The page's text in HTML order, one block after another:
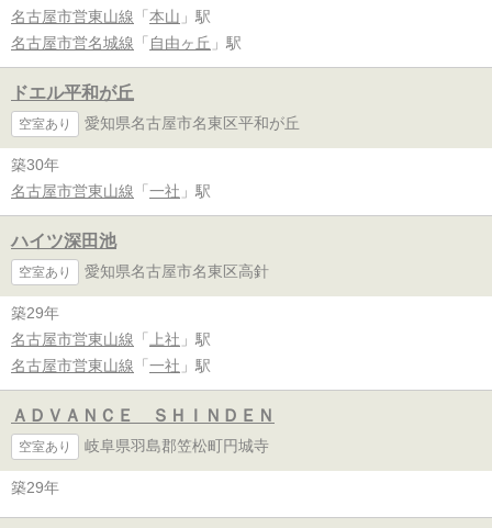
名古屋市営東山線 「 本山 」駅
名古屋市営名城線 「 自由ヶ丘 」駅
ドエル平和が丘
空室あり 愛知県名古屋市名東区平和が丘
築30年
名古屋市営東山線 「 一社 」駅
ハイツ深田池
空室あり 愛知県名古屋市名東区高針
築29年
名古屋市営東山線 「 上社 」駅
名古屋市営東山線 「 一社 」駅
ＡＤＶＡＮＣＥ ＳＨＩＮＤＥＮ
空室あり 岐阜県羽島郡笠松町円城寺
築29年